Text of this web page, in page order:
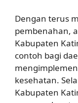
Dengan terus
pembenahan,
Kabupaten
contoh bagi
kesehatan.
Kabupaten